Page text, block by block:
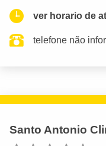
ver horario de
telefone não
Santo Antonio